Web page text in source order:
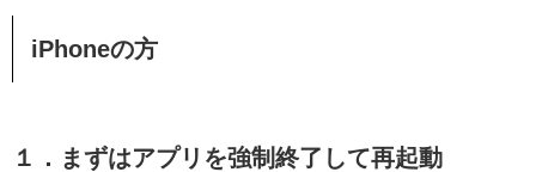
iPhoneの方
１．まずはアプリを強制終了して再起動